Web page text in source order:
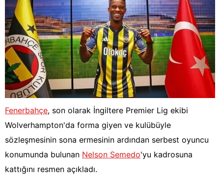
Fenerbahçe, son olarak İngiltere Premier Lig ekibi
Wolverhampton'da forma giyen ve kulübüyle
sözleşmesinin sona ermesinin ardından serbest oyuncu
konumunda bulunan Nelson Semedo'yu kadrosuna
kattığını resmen açıkladı.